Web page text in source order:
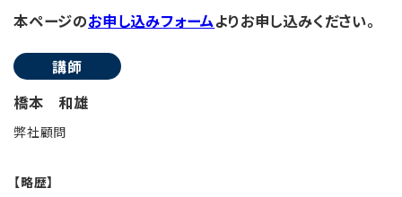
本ページのお申し込みフォームよりお申し込みください。
講師
橋本 和雄
弊社顧問
【略歴】